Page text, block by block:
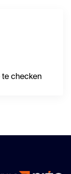
te checken